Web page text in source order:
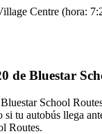
Centre (hora:
de Bluestar
School
tu autobús llega
Routes.